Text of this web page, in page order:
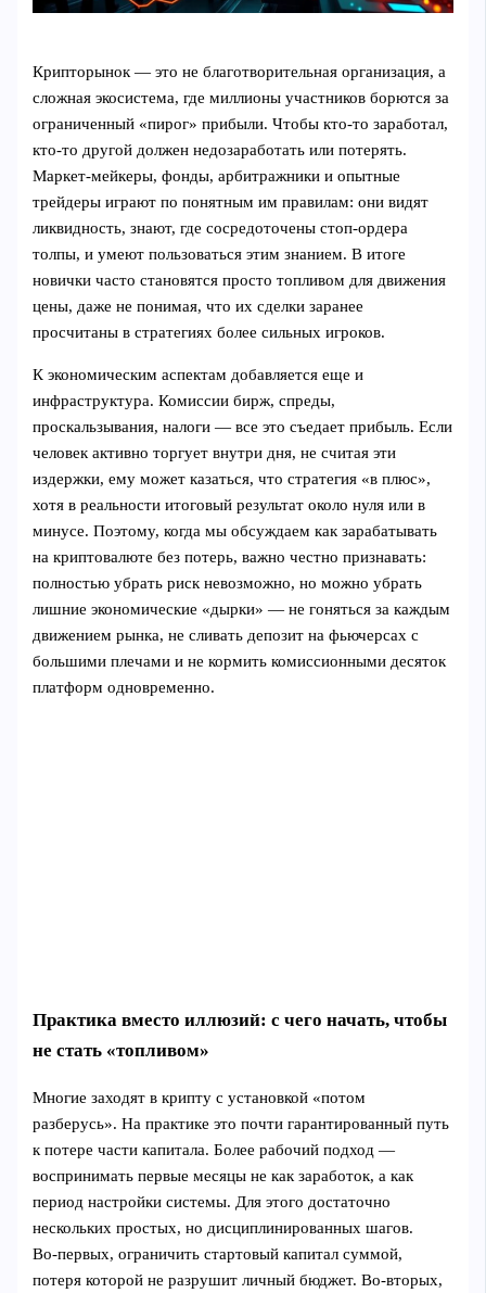
Крипторынок — это не благотворительная организация, а
сложная экосистема, где миллионы участников борются за
ограниченный «пирог» прибыли. Чтобы кто-то заработал,
кто-то другой должен недозаработать или потерять.
Маркет-мейкеры, фонды, арбитражники и опытные
трейдеры играют по понятным им правилам: они видят
ликвидность, знают, где сосредоточены стоп-ордера
толпы, и умеют пользоваться этим знанием. В итоге
новички часто становятся просто топливом для движения
цены, даже не понимая, что их сделки заранее
просчитаны в стратегиях более сильных игроков.
К экономическим аспектам добавляется еще и
инфраструктура. Комиссии бирж, спреды,
проскальзывания, налоги — все это съедает прибыль. Если
человек активно торгует внутри дня, не считая эти
издержки, ему может казаться, что стратегия «в плюс»,
хотя в реальности итоговый результат около нуля или в
минусе. Поэтому, когда мы обсуждаем как зарабатывать
на криптовалюте без потерь, важно честно признавать:
полностью убрать риск невозможно, но можно убрать
лишние экономические «дырки» — не гоняться за каждым
движением рынка, не сливать депозит на фьючерсах с
большими плечами и не кормить комиссионными десяток
платформ одновременно.
Практика вместо иллюзий: с чего начать, чтобы
не стать «топливом»
Многие заходят в крипту с установкой «потом
разберусь». На практике это почти гарантированный путь
к потере части капитала. Более рабочий подход —
воспринимать первые месяцы не как заработок, а как
период настройки системы. Для этого достаточно
нескольких простых, но дисциплинированных шагов.
Во‑первых, ограничить стартовый капитал суммой,
потеря которой не разрушит личный бюджет. Во‑вторых,